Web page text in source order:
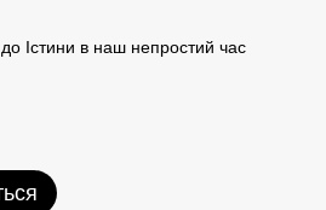
Істини в наш непростий час